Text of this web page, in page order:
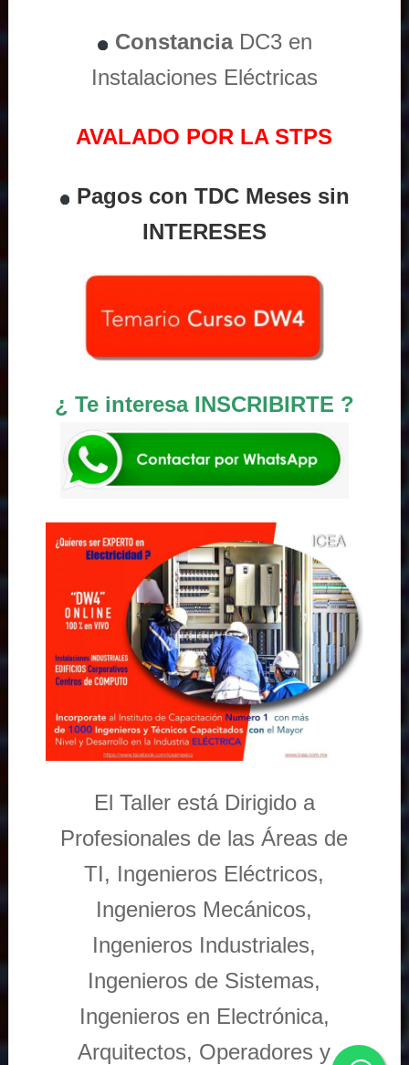
ConstanciaDC3 en
Instalaciones Eléctricas
AVALADO POR LA STPS
Pagos con TDC Meses sin
INTERESES
¿ Te interesa INSCRIBIRTE ?
El Taller está Dirigido a
Profesionales de las Áreas de
TI, Ingenieros Eléctricos,
Ingenieros Mecánicos,
Ingenieros Industriales,
Ingenieros de Sistemas,
Ingenieros en Electrónica,
Arquitectos, Operadores y